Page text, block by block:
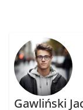
Gawliński